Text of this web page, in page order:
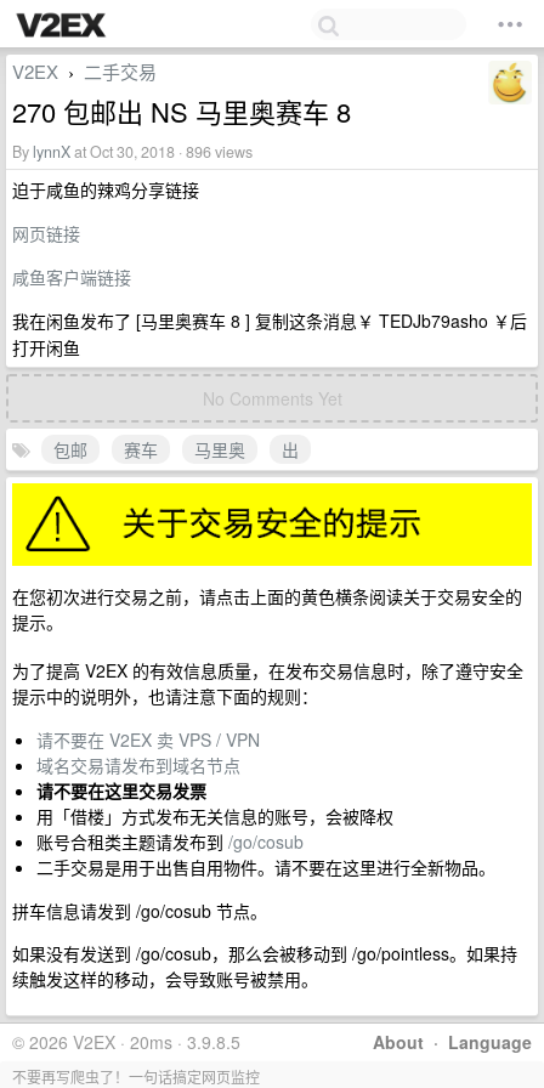
V2EX › 二手交易
270 包邮出 NS 马里奥赛车 8
By lynnXat Oct 30, 2018 · 896 views
迫于咸鱼的辣鸡分享链接
网页链接
咸鱼客户端链接
我在闲鱼发布了 [马里奥赛车 8 ] 复制这条消息￥ TEDJb79asho ￥后
打开闲鱼
No Comments Yet
包邮 赛车 马里奥 出
在您初次进行交易之前，请点击上面的黄色横条阅读关于交易安全的
提示。
为了提高 V2EX 的有效信息质量，在发布交易信息时，除了遵守安全
提示中的说明外，也请注意下面的规则：
请不要在 V2EX 卖 VPS / VPN
域名交易请发布到域名节点
请不要在这里交易发票
用「借楼」方式发布无关信息的账号，会被降权
账号合租类主题请发布到 /go/cosub
二手交易是用于出售自用物件。请不要在这里进行全新物品。
拼车信息请发到 /go/cosub 节点。
如果没有发送到 /go/cosub，那么会被移动到 /go/pointless。如果持
续触发这样的移动，会导致账号被禁用。
About · Language
© 2026 V2EX · 20ms · 3.9.8.5
不要再写爬虫了！一句话搞定网页监控